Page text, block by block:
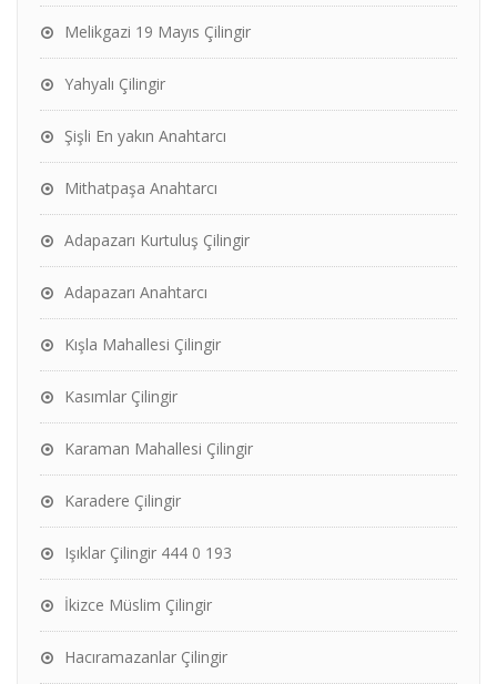
Melikgazi 19 Mayıs Çilingir
Yahyalı Çilingir
Şişli En yakın Anahtarcı
Mithatpaşa Anahtarcı
Adapazarı Kurtuluş Çilingir
Adapazarı Anahtarcı
Kışla Mahallesi Çilingir
Kasımlar Çilingir
Karaman Mahallesi Çilingir
Karadere Çilingir
Işıklar Çilingir 444 0 193
İkizce Müslim Çilingir
Hacıramazanlar Çilingir